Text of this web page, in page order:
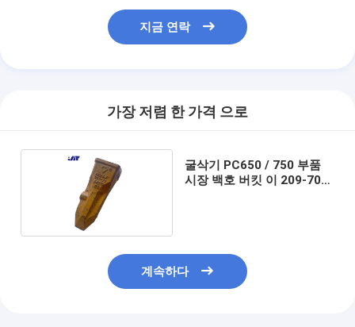
지금 연락
가장 저렴 한 가격 으로
굴삭기 PC650 / 750 부품
시장 백호 버킷 이 209-70-
계속하다